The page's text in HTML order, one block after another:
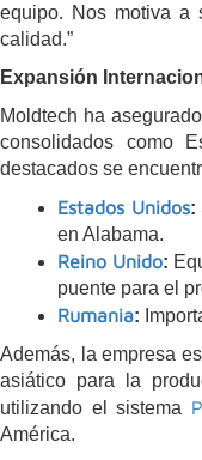
equipo. Nos motiva a
calidad.”
Expansión
Moldtech ha
consolidados como
destacados se
Estados Unidos:
en Alabama.
Reino Unido:
puente para el
Rumania:
Además, la empresa
asiático para la
utilizando el sistema
América.